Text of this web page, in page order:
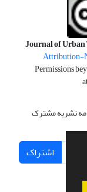
Journal of
Attribution-
Permissions
نشریه مشترک
اشتراک